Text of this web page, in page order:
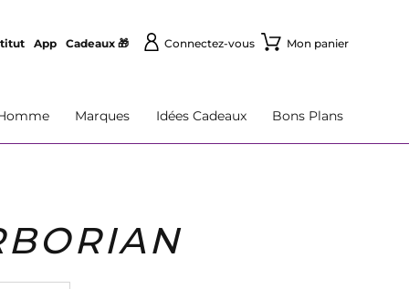
App Cadeaux 🎁 Connectez-vous Mon panier
Marques Idées Cadeaux Bons Plans